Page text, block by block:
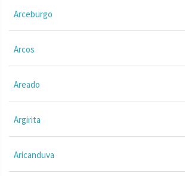
Arceburgo
Arcos
Areado
Argirita
Aricanduva